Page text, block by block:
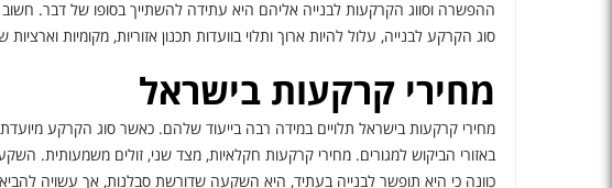
ההפשרה וסווג הקרקעות לבנייה אליהם היא עתידה להשתייך בסופו של דבר.
סוג הקרקע לבנייה, עלול להיות ארוך ותלוי בוועדות תכנון אזוריות, מקומיות
מחירי קרקעות בישראל
מחירי קרקעות בישראל תלויים במידה רבה בייעוד שלהם. כאשר סוג הקרקע
באזורי הביקוש למגורים. מחירי קרקעות חקלאיות, מצד שני, זולים משמעותית.
כוונה כי היא תופשר לבנייה בעתיד, היא השקעה שדורשת סבלנות, אך עשויה להביא